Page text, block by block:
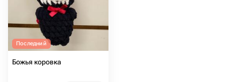
Последний
Божья коровка